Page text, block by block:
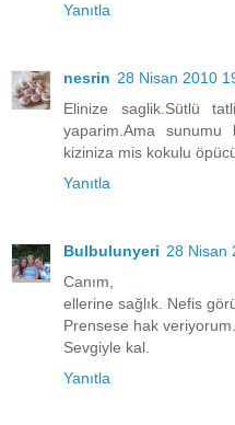
Yanıtla
nesrin 28 Nisan 2010
Elinize saglik.Sütlü
yaparim.Ama
kiziniza mis kokulu
Yanıtla
Bulbulunyeri 28 Nisan
Canım,
ellerine sağlık. Nefis
Prensese hak veriyorum.
Sevgiyle kal.
Yanıtla